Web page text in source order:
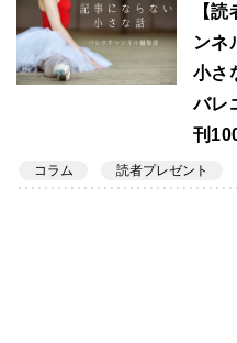
【
ンネ
小さ
バレ
刊
コラム 読者プレゼント